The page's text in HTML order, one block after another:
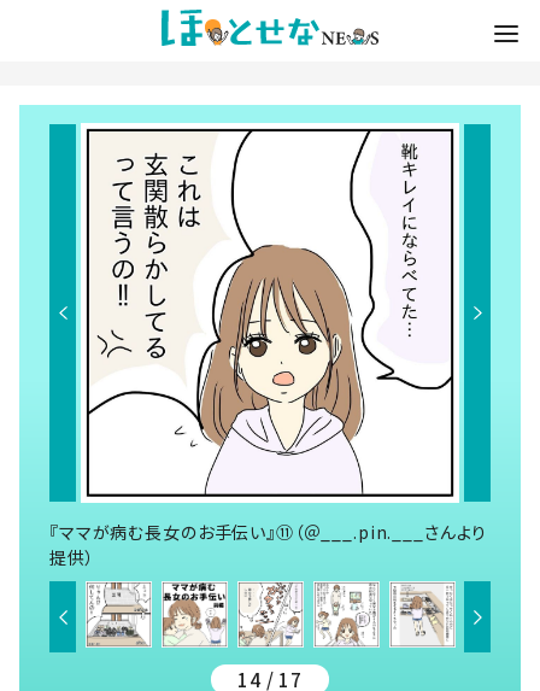
『ママが病む長女のお手伝い』⑪（＠___.pin.___さんより
提供）
14 / 17